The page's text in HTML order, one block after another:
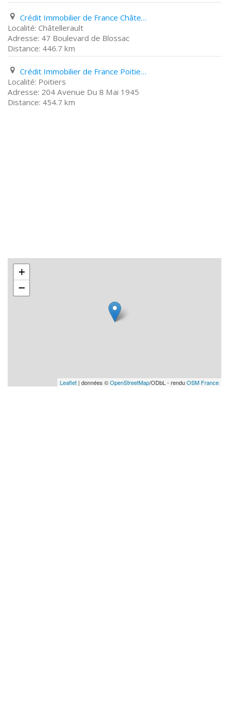
Crédit Immobilier de France Châtellerault 47 Boulevard de Blossac
Châtellerault
47 Boulevard de Blossac
446.7 km
Crédit Immobilier de France Poitiers 204 Avenue Du 8 Mai 1945
Poitiers
204 Avenue Du 8 Mai 1945
454.7 km
+
−
Leaflet | données ©OpenStreetMap/ODbL - renduOSM France